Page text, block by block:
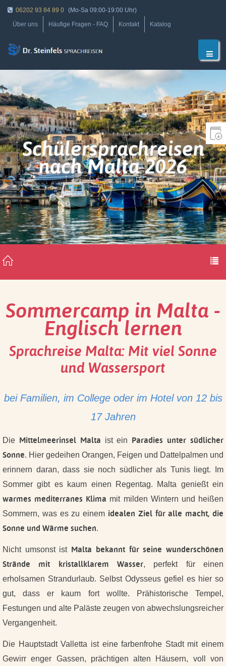
06202 93 84 89 0 (Mo-Sa 09:00-19:00 Uhr)
Über uns
Häufige Fragen - FAQ Kontakt Katalog
Schülersprachreisen
nach Malta 2026
Sommercamp in Malta -
Englisch lernen
Sprachreise Malta: Mit viel Sonne
und Wassersport
bei Familien, im College oder im Hotel von 12 bis
17 Jahren
Die Mittelmeerinsel Malta ist ein Paradies unter südlicher
Sonne. Hier gedeihen Orangen, Feigen und Dattelpalmen und
erinnern daran, dass sie noch südlicher als Tunis liegt. Im
Sommer gibt es kaum einen Regentag. Malta genießt ein
warmes mediterranes Klima mit milden Wintern und heißen
Sommern, was es zu einem idealen Ziel für alle macht, die
Sonne und Wärme suchen.
Nicht umsonst istMalta bekannt für seine wunderschönen
Strände mit kristallklarem Wasser, perfekt für einen
erholsamen Strandurlaub. Selbst Odysseus gefiel es hier so
gut, dass er kaum fort wollte. Prähistorische Tempel,
Festungen und alte Paläste zeugen von abwechslungsreicher
Vergangenheit.
Die Hauptstadt Valletta ist eine farbenfrohe Stadt mit einem
Gewirr enger Gassen, prächtigen alten Häusern, voll von